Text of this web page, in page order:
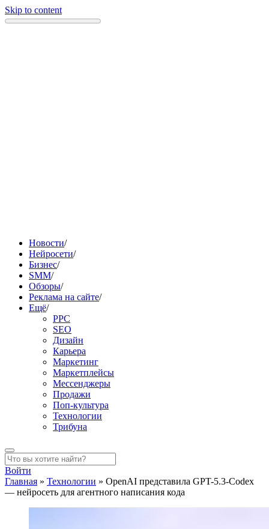
Skip to content
Новости/
Нейросети/
Бизнес/
SMM/
Обзоры/
Реклама на сайте/
Ещё/
PPC
SEO
Дизайн
Карьера
Маркетинг
Маркетплейсы
Мессенджеры
Продажи
Поп-культура
Технологии
Трибуна
Войти
Главная » Технологии » OpenAI представила GPT-5.3-Codex
— нейросеть для агентного написания кода